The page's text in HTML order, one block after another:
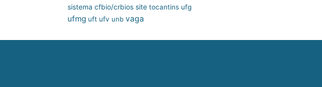
sistema cfbio/crbios site tocantins ufg
ufmg uft ufv unb vaga